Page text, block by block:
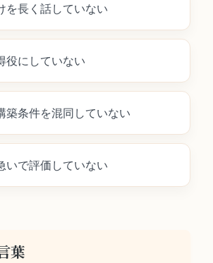
を長く話していない
役にしていない
築条件を混同していない
いで評価していない
葉